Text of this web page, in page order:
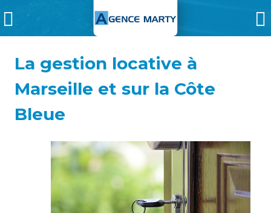
La gestion locative à
Marseille et sur la Côte
Bleue